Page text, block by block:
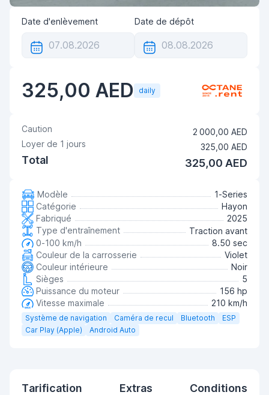
Date d'enlèvement Date de dépôt
325,00 AED daily
Caution
2 000,00 AED
Loyer de 1 jours 325,00 AED
Total 325,00 AED
Modèle
1-Series
Catégorie
Hayon
Fabriqué
2025
Type d'entraînement
Traction avant
0-100 km/h
8.50 sec
Couleur de la carrosserie
Violet
Couleur intérieure
Noir
Sièges
5
Puissance du moteur
156 hp
Vitesse maximale
210 km/h
Système de navigation Caméra de recul Bluetooth
ESP
Car Play (Apple)
Android Auto
Tarification Extras Conditions